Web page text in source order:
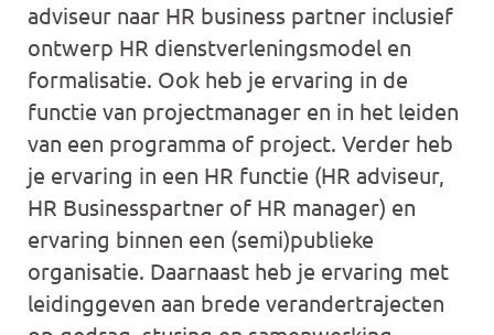
adviseur naar HR business partner inclusief
ontwerp HR dienstverleningsmodel en
formalisatie. Ook heb je ervaring in de
functie van projectmanager en in het leiden
van een programma of project. Verder heb
je ervaring in een HR functie (HR adviseur,
HR Businesspartner of HR manager) en
ervaring binnen een (semi)publieke
organisatie. Daarnaast heb je ervaring met
leidinggeven aan brede verandertrajecten